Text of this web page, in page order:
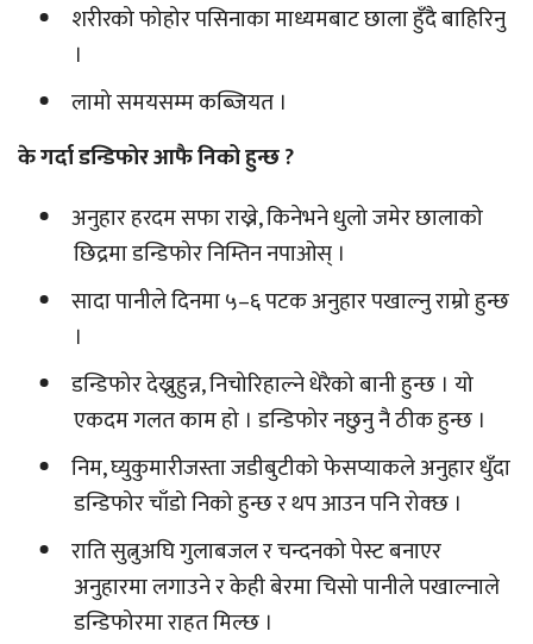
शरीरको फोहोर पसिनाका माध्यमबाट छाला हुँदै बाहिरिनु
।
लामो समयसम्म कब्जियत ।
के गर्दा डन्डिफोर आफै निको हुन्छ ?
अनुहार हरदम सफा राख्ने, किनेभने धुलो जमेर छालाको
छिद्रमा डन्डिफोर निम्तिन नपाओस् ।
सादा पानीले दिनमा ५–६ पटक अनुहार पखाल्नु राम्रो हुन्छ
।
डन्डिफोर देख्नुहुन्न, निचोरिहाल्ने धेरैको बानी हुन्छ । यो
एकदम गलत काम हो । डन्डिफोर नछुनु नै ठीक हुन्छ ।
निम, घ्युकुमारीजस्ता जडीबुटीको फेसप्याकले अनुहार धुँदा
डन्डिफोर चाँडो निको हुन्छ र थप आउन पनि रोक्छ ।
राति सुत्नुअघि गुलाबजल र चन्दनको पेस्ट बनाएर
अनुहारमा लगाउने र केही बेरमा चिसो पानीले पखाल्नाले
डन्डिफोरमा राहत मिल्छ ।